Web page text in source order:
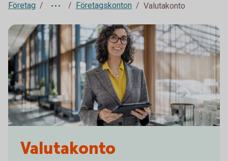
Företag Företagskonton Valutakonto
Valutakonto